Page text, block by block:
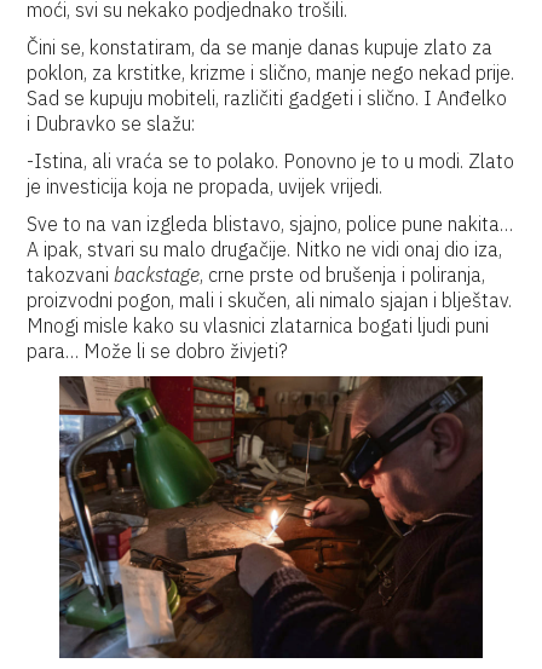
moći, svi su nekako podjednako trošili.
Čini se, konstatiram, da se manje danas kupuje zlato za
poklon, za krstitke, krizme i slično, manje nego nekad prije.
Sad se kupuju mobiteli, različiti gadgeti i slično. I Anđelko
i Dubravko se slažu:
-Istina, ali vraća se to polako. Ponovno je to u modi. Zlato
je investicija koja ne propada, uvijek vrijedi.
Sve to na van izgleda blistavo, sjajno, police pune nakita…
A ipak, stvari su malo drugačije. Nitko ne vidi onaj dio iza,
takozvanibackstage, crne prste od brušenja i poliranja,
proizvodni pogon, mali i skučen, ali nimalo sjajan i blještav.
Mnogi misle kako su vlasnici zlatarnica bogati ljudi puni
para… Može li se dobro živjeti?